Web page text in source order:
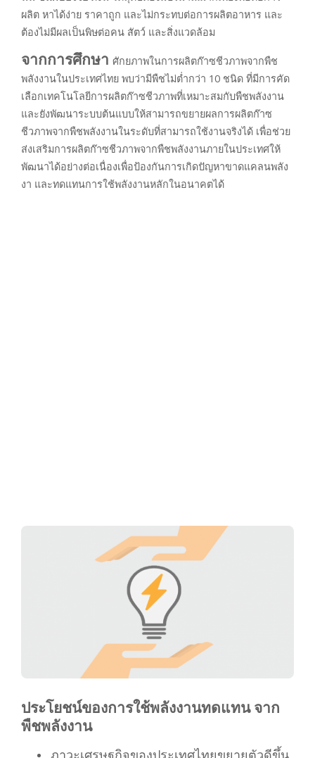
ผลิต หาได้ง่าย ราคาถูก และไม่กระทบต่อการผลิตอาหาร และ
ต้องไม่มีผลเป็นพิษต่อคน สัตว์ และสิ่งแวดล้อม
จากการศึกษา ศักยภาพในการผลิตก๊าซชีวภาพจากพืช
พลังงานในประเทศไทย พบว่ามีพืชไม่ต่ำกว่า 10 ชนิด ที่มีการคัด
เลือกเทคโนโลยีการผลิตก๊าซชีวภาพที่เหมาะสมกับพืชพลังงาน
และยังพัฒนาระบบต้นแบบให้สามารถขยายผลการผลิตก๊าซ
ชีวภาพจากพืชพลังงานในระดับที่สามารถใช้งานจริงได้ เพื่อช่วย
ส่งเสริมการผลิตก๊าซชีวภาพจากพืชพลังงานภายในประเทศให้
พัฒนาได้อย่างต่อเนื่องเพื่อป้องกันการเกิดปัญหาขาดแคลนพลัง
งา และทดแทนการใช้พลังงานหลักในอนาคตได้
ประโยชน์ของการใช้พลังงานทดแทน จาก
พืชพลังงาน